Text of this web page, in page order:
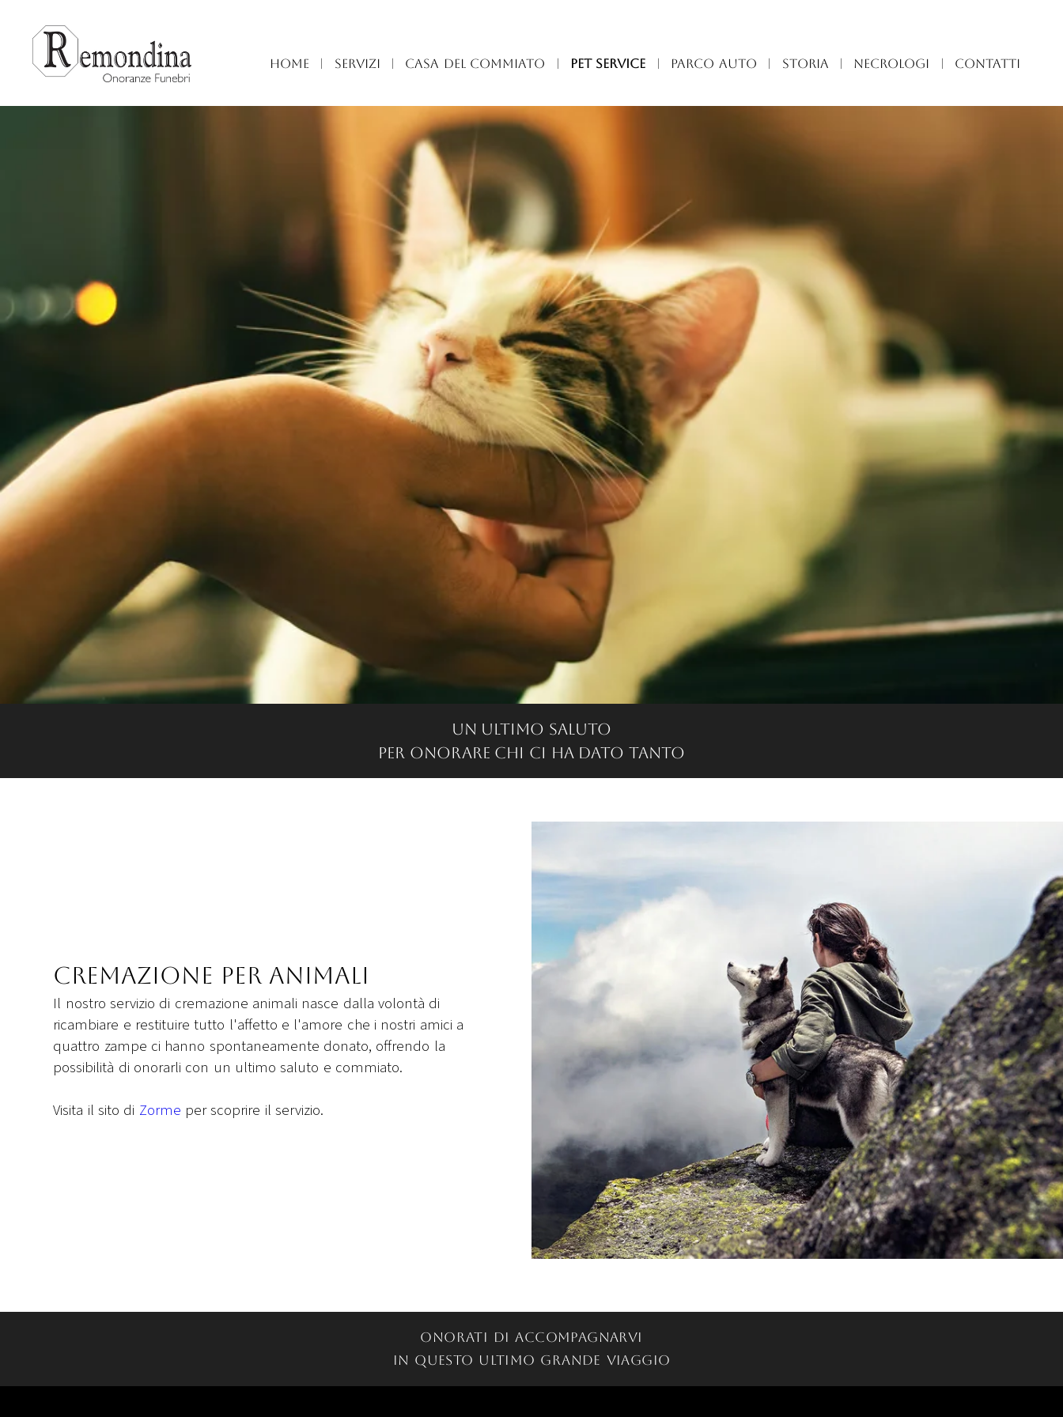
HOME | SERVIZI | CASA DEL COMMIATO | PET SERVICE | PARCO AUTO | STORIA | NECROLOGI | CONTATTI
Un ultimo saluto
per onorare chi ci ha dato tanto
Cremazione per animali
Il nostro servizio di cremazione animali nasce dalla volontà di
ricambiare e restituire tutto l'affetto e l'amore che i nostri amici a
quattro zampe ci hanno spontaneamente donato, offrendo la
possibilità di onorarli con un ultimo saluto e commiato.
Visita il sito di Zorme per scoprire il servizio.
Onorati di accompagnarvi
in questo ultimo grande viaggio